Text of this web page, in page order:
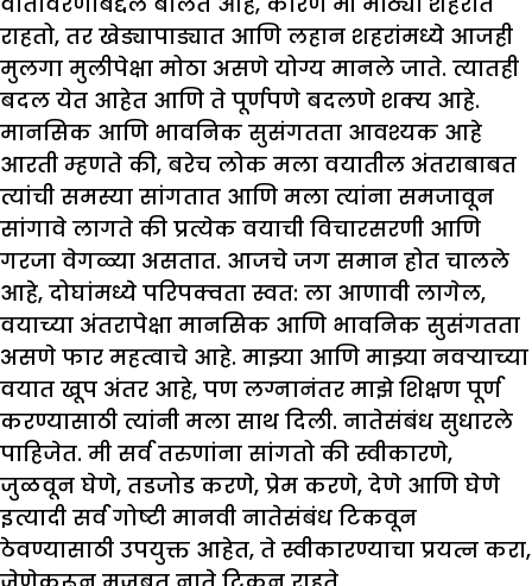
राहतो, तर खेड्यापाड्यात आणि लहान शहरांमध्ये आजही
मुलगा मुलीपेक्षा मोठा असणे योग्य मानले जाते. त्यातही
बदल येत आहेत आणि ते पूर्णपणे बदलणे शक्य आहे.
मानसिक आणि भावनिक सुसंगतता आवश्यक आहे
आरती म्हणते की, बरेच लोक मला वयातील अंतराबाबत
त्यांची समस्या सांगतात आणि मला त्यांना समजावून
सांगावे लागते की प्रत्येक वयाची विचारसरणी आणि
गरजा वेगळ्या असतात. आजचे जग समान होत चालले
आहे, दोघांमध्ये परिपक्वता स्वत: ला आणावी लागेल,
वयाच्या अंतरापेक्षा मानसिक आणि भावनिक सुसंगतता
असणे फार महत्वाचे आहे. माझ्या आणि माझ्या नवऱ्याच्या
वयात खूप अंतर आहे, पण लग्नानंतर माझे शिक्षण पूर्ण
करण्यासाठी त्यांनी मला साथ दिली. नातेसंबंध सुधारले
पाहिजेत. मी सर्व तरुणांना सांगतो की स्वीकारणे,
जुळवून घेणे, तडजोड करणे, प्रेम करणे, देणे आणि घेणे
इत्यादी सर्व गोष्टी मानवी नातेसंबंध टिकवून
ठेवण्यासाठी उपयुक्त आहेत, ते स्वीकारण्याचा प्रयत्न करा,